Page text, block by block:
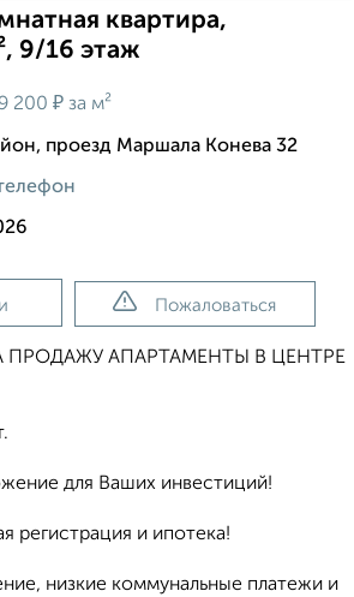
квартира,
9/16 этаж
200 ₽ за м²
проезд Маршала Конева 32
Пожаловаться
ПРОДАЖУ АПАРТАМЕНТЫ В ЦЕНТРЕ
для Ваших инвестиций!
регистрация и ипотека!
низкие коммунальные платежи и